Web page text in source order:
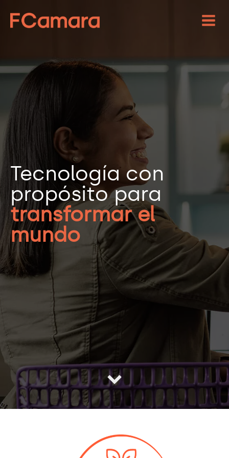
Tecnología con
propósito para
transformar el
mundo